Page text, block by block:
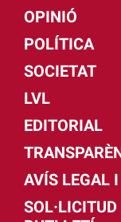
OPINIÓ
POLÍTICA
SOCIETAT
LVL
EDITORIAL
AVÍS LEGAL